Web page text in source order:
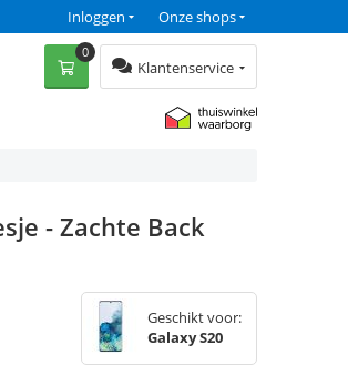
Onze shops
Inloggen
Klantenservice
0
- Zachte Back
Geschikt voor:
Galaxy S20